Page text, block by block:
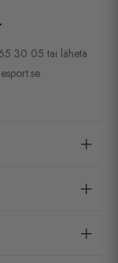
30 05 tai lähetä